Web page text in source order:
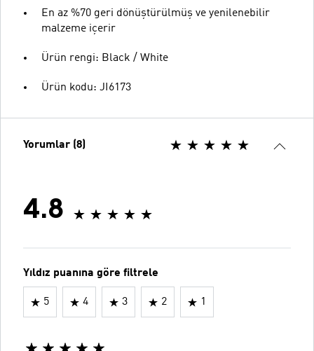
En az %70 geri dönüştürülmüş ve yenilenebilir
malzeme içerir
Ürün rengi: Black / White
Ürün kodu: JI6173
Yorumlar (8)
4.8
Yıldız puanına göre filtrele
5 4 3 2 1